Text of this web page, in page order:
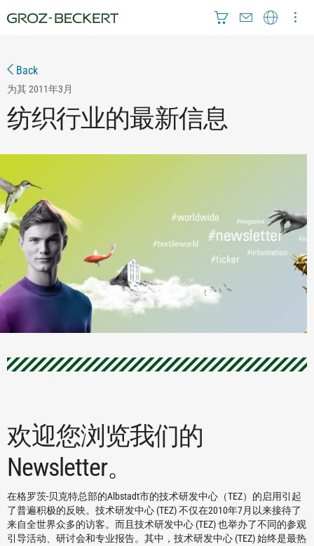
Back
为其2011年3月
纺织行业的最新信息
欢迎您浏览我们的
Newsletter。
在格罗茨-贝克特总部的Albstadt市的技术研发中心（TEZ）的启用引起
了普遍积极的反映。技术研发中心 (TEZ) 不仅在2010年7月以来接待了
来自全世界众多的访客。而且技术研发中心 (TEZ) 也举办了不同的参观
引导活动、研讨会和专业报告。其中，技术研发中心 (TEZ) 始终是最热